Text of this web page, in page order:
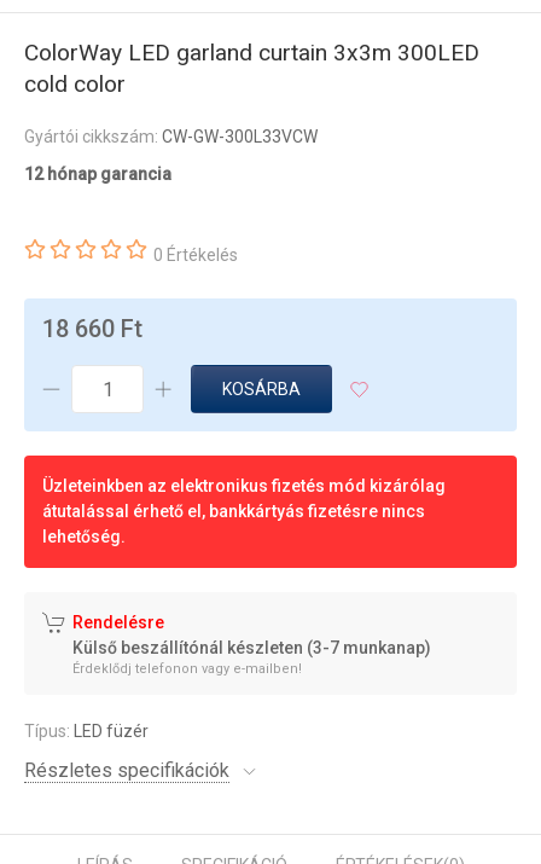
ColorWay LED garland curtain 3x3m 300LED
cold color
Gyártói cikkszám: CW-GW-300L33VCW
12 hónap garancia
0 Értékelés
18 660 Ft
KOSÁRBA
Üzleteinkben az elektronikus fizetés mód kizárólag
átutalással érhető el, bankkártyás fizetésre nincs
lehetőség.
Rendelésre
Külső beszállítónál készleten (3-7 munkanap)
Érdeklődj telefonon vagy e-mailben!
Típus: LED füzér
Részletes specifikációk